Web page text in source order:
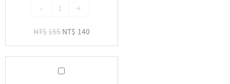
內
-
6
活
- +
NT$155 NT$ 140
A5